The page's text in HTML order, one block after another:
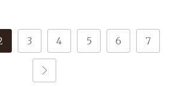
3 4 5 6 7